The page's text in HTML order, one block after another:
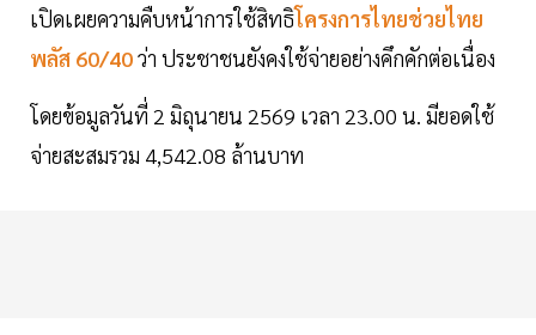
เปิดเผยความคืบหน้าการใช้สิทธิโครงการไทยช่วยไทย
พลัส 60/40ว่า ประชาชนยังคงใช้จ่ายอย่างคึกคักต่อเนื่อง
โดยข้อมูลวันที่ 2 มิถุนายน 2569 เวลา 23.00 น. มียอดใช้
จ่ายสะสมรวม 4,542.08 ล้านบาท